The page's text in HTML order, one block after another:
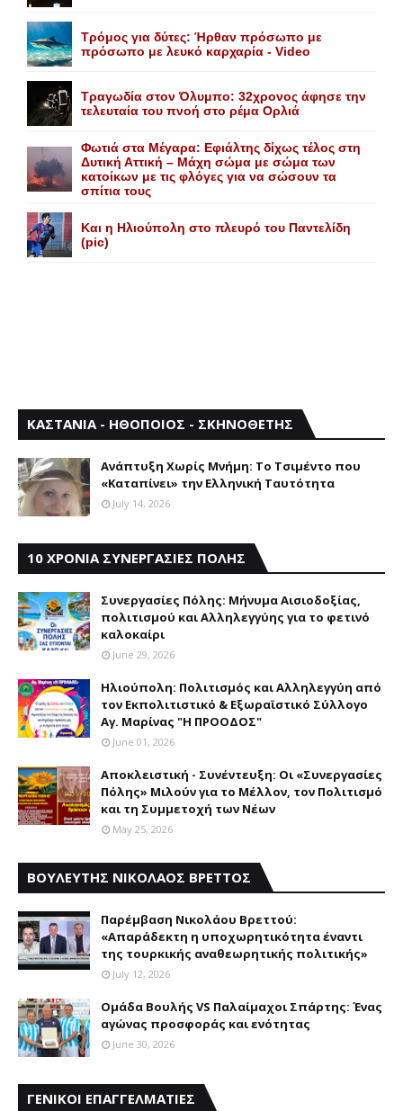
Τρόμος για δύτες: Ήρθαν πρόσωπο με
πρόσωπο με λευκό καρχαρία - Video
Τραγωδία στον Όλυμπο: 32χρονος άφησε την
τελευταία του πνοή στο ρέμα Ορλιά
Φωτιά στα Μέγαρα: Εφιάλτης δίχως τέλος στη
Δυτική Αττική – Μάχη σώμα με σώμα των
κατοίκων με τις φλόγες για να σώσουν τα
σπίτια τους
Και η Ηλιούπολη στο πλευρό του Παντελίδη
(pic)
ΚΑΣΤΑΝΙΑ - ΗΘΟΠΟΙΟΣ - ΣΚΗΝΟΘΕΤΗΣ
Aνάπτυξη Xωρίς Mνήμη: Το Τσιμέντο που
«Καταπίνει» την Ελληνική Ταυτότητα
July 14, 2026
10 ΧΡΟΝΙΑ ΣΥΝΕΡΓΑΣΙΕΣ ΠΟΛΗΣ
Συνεργασίες Πόλης: Mήνυμα Aισιοδοξίας,
πολιτισμού και Aλληλεγγύης για το φετινό
καλοκαίρι
June 29, 2026
Ηλιούπολη: Πολιτισμός και Aλληλεγγύη από
τον Εκπολιτιστικό & Εξωραϊστικό Σύλλογο
Αγ. Μαρίνας "Η ΠΡΟΟΔΟΣ"
June 01, 2026
Αποκλειστική - Συνέντευξη: Οι «Συνεργασίες
Πόλης» Μιλούν για το Μέλλον, τον Πολιτισμό
και τη Συμμετοχή των Νέων
May 25, 2026
ΒΟΥΛΕΥΤΗΣ ΝΙΚΟΛΑΟΣ ΒΡΕΤΤΟΣ
Παρέμβαση Nικολάου Bρεττού:
«Aπαράδεκτη η υποχωρητικότητα έναντι
της τουρκικής αναθεωρητικής πολιτικής»
July 12, 2026
Ομάδα Βουλής VS Παλαίμαχοι Σπάρτης: Ένας
αγώνας προσφοράς και ενότητας
June 30, 2026
ΓΕΝΙΚΟΙ ΕΠΑΓΓΕΛΜΑΤΙΕΣ